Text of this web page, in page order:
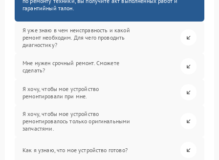
гарантийный талон.
Я уже знаю в чем неисправность и какой
ремонт необходим. Для чего проводить
диагностику?
Мне нужен срочный ремонт. Сможете
сделать?
Я хочу, чтобы мое устройство
ремонтировали при мне.
Я хочу, чтобы мое устройство
ремонтировалось только оригинальными
запчастями.
Как я узнаю, что мое устройство готово?